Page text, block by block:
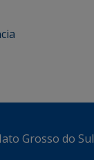
Grosso do Sul